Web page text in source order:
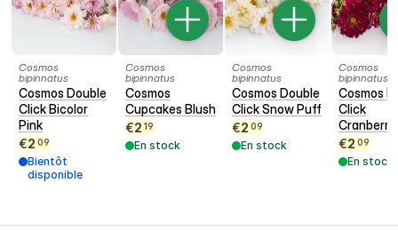
Cosmos
bipinnatus
Cosmos Double
Click Bicolor
Pink
€2 09
Bientôt
disponible
Cosmos
bipinnatus
Cosmos
Cupcakes Blush
€2 19
En stock
Cosmos
bipinnatus
Cosmos Double
Click Snow Puff
€2 09
En stock
Cosmos
bipinnatus
Cosmos
Click
€2 09
En stock